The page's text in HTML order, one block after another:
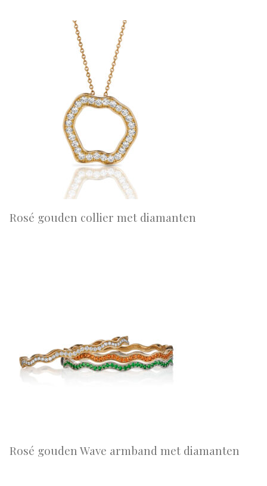
Rosé gouden collier met diamanten
Rosé gouden Wave armband met diamanten